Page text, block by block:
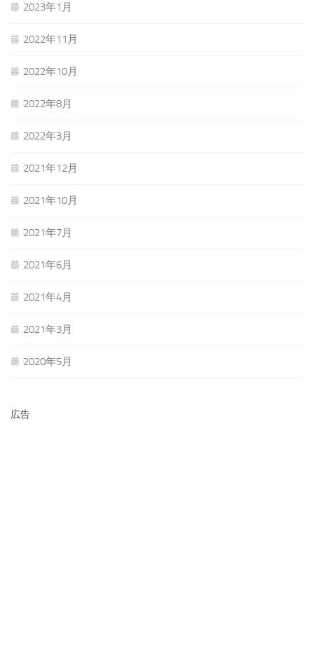
2023年1月
2022年11月
2022年10月
2022年8月
2022年3月
2021年12月
2021年10月
2021年7月
2021年6月
2021年4月
2021年3月
2020年5月
広告